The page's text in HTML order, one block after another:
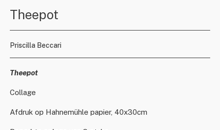
Theepot
Priscilla Beccari
Theepot
Collage
Afdruk op Hahnemühle papier, 40x30cm